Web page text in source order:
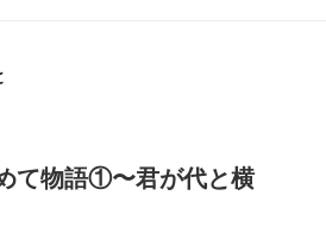
て物語①〜君が代と横